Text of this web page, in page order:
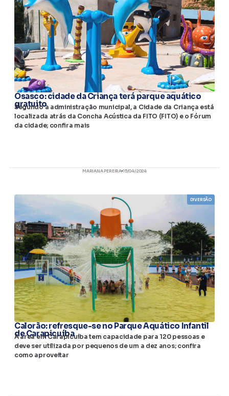
Osasco: cidade da Criança terá parque aquático
gratuito
Segundo a administração municipal, a Cidade da Criança está
localizada atrás da Concha Acústica da FITO (FITO) e o Fórum
da cidade; confira mais
MARIANA PEREIRA 15/04/2024
DIVERSÃO
Calorão: refresque-se no Parque Aquático Infantil
de Carapicuíba
A área em Carapicuíba tem capacidade para 120 pessoas e
deve ser utilizada por pequenos de um a dez anos; confira
como aproveitar